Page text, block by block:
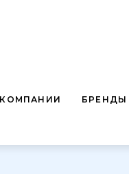
БРЕНДЫ